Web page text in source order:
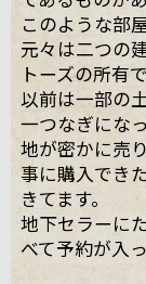
このような部
元々は二つの
トーズの所有
以前は一部の
一つなぎにな
地が密かに売
事に購入でき
きてます。
地下セラーに
べて予約が入